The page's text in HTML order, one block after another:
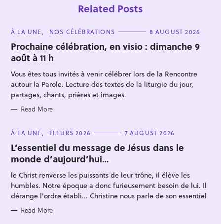
Related Posts
C
T
E
G
O
R
I
E
S
À LA UNE NOS CÉLÉBRATIONS 8 AUGUST 2026
Prochaine célébration, en visio : dimanche 9
août à 11 h
Vous êtes tous invités à venir célébrer lors de la Rencontre
autour la Parole. Lecture des textes de la liturgie du jour,
partages, chants, prières et images.
Read More
C
T
E
G
O
R
I
E
S
À LA UNE FLEURS 2026 7 AUGUST 2026
L’essentiel du message de Jésus dans le
monde d’aujourd’hui…
le Christ renverse les puissants de leur trône, il élève les
humbles. Notre époque a donc furieusement besoin de lui. Il
dérange l'ordre établi... Christine nous parle de son essentiel
Read More